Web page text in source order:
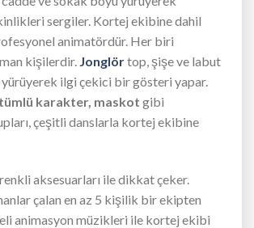
sergiler. Kortej ekibine dahil
animatördür. Her biri
kişilerdir. Jonglörtop, şişe ve labut
ilgi çekici bir gösteri yapar.
karakter, maskot gibi
çeşitli danslarla kortej ekibine
, renkli aksesuarları ile dikkat çeker.
çalan en az 5 kişilik bir ekipten
animasyon müzikleri ile kortej ekibi